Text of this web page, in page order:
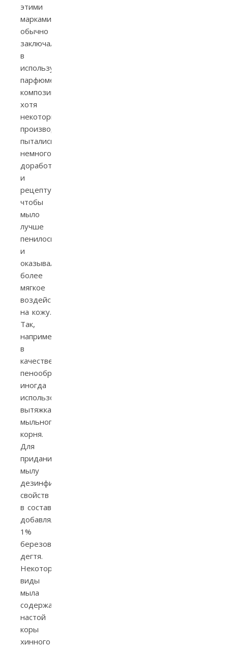
этими
марками
обычно
заключалась
в
используемой
парфюмерной
композиции,
хотя
некоторые
производители
пытались
немного
доработать
и
рецептуру,
чтобы
мыло
лучше
пенилось
и
оказывало
более
мягкое
воздействие
на кожу.
Так,
например,
в
качестве
пенообразователя
иногда
использовалась
вытяжка
мыльного
корня.
Для
придания
мылу
дезинфицирующих
свойств
в состав
добавляли
1%
березового
дегтя.
Некоторые
виды
мыла
содержали
настой
коры
хинного